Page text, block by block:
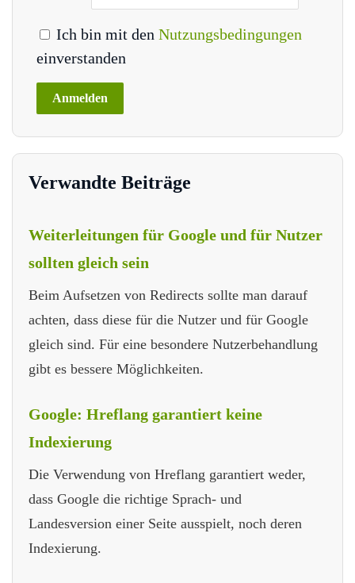
Ich bin mit den Nutzungsbedingungen
einverstanden
Verwandte Beiträge
Weiterleitungen für Google und für Nutzer
sollten gleich sein
Beim Aufsetzen von Redirects sollte man darauf
achten, dass diese für die Nutzer und für Google
gleich sind. Für eine besondere Nutzerbehandlung
gibt es bessere Möglichkeiten.
Google: Hreflang garantiert keine
Indexierung
Die Verwendung von Hreflang garantiert weder,
dass Google die richtige Sprach- und
Landesversion einer Seite ausspielt, noch deren
Indexierung.